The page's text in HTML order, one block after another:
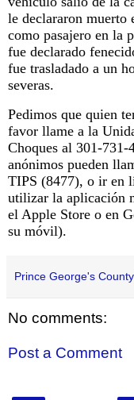
le declararon muerto
como pasajero en la
fue declarado
fue trasladado a un
severas.
Pedimos que quien
favor llame a la
Choques al 301-731-
anónimos pueden
TIPS (8477), o ir en
utilizar la aplicación
el Apple Store o en
su móvil).
Prince George's
No comments:
Post a Comment